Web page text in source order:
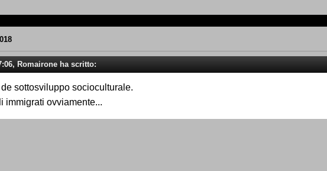
Romairone ha scritto:
sottosviluppo socioculturale.
immigrati ovviamente...